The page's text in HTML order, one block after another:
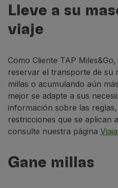
Volar en Economy
Entretenimiento
Gestión de Reservas
Extras y Upgrades
Factura online
TAP Vouchers
Extras
Alquilar un coche
Alojamiento
Información de Check-in
Lleve a su
viaje
Como Cliente TAP
reservar el transporte de su
millas o acumulando aún
mejor se adapte a sus
información sobre las
restricciones que se aplican
consulte nuestra página
Gane millas